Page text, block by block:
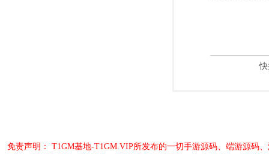
免责声明： T1GM基地-T1GM.VIP所发布的一切手游源码、端游源码